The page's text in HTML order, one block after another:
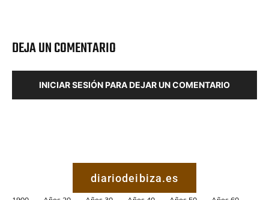
DEJA UN COMENTARIO
INICIAR SESIÓN PARA DEJAR UN COMENTARIO
diariodeibiza.es